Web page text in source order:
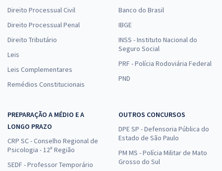
Direito Processual Civil
Direito Processual Penal
Direito Tributário
Leis
Leis Complementares
Remédios Constitucionais
Banco do Brasil
IBGE
INSS - Instituto Nacional do
Seguro Social
PRF - Polícia Rodoviária Federal
PND
PREPARAÇÃO A MÉDIO E A
LONGO PRAZO
CRP SC - Conselho Regional de
Psicologia - 12ª Região
SEDF - Professor Temporário
OUTROS CONCURSOS
DPE SP - Defensoria Pública do
Estado de São Paulo
PM MS - Polícia Militar de Mato
Grosso do Sul